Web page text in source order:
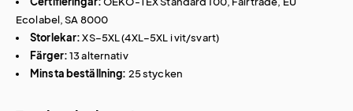
Ecolabel, SA 8000
Storlekar:XS–5XL (4XL–5XL i vit/svart)
Färger:13 alternativ
Minsta beställning: 25 stycken